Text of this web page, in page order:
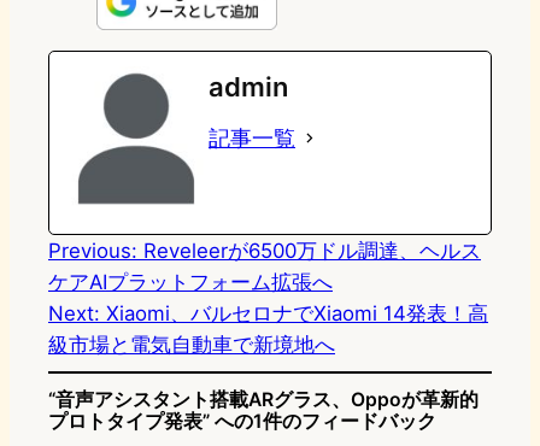
n
e
s
t
o
d
n
u
e
s
k
e
k
e
admin
記事一覧
Previous: Reveleerが6500万ドル調達、ヘルス
ケアAIプラットフォーム拡張へ
Next: Xiaomi、バルセロナでXiaomi 14発表！高
級市場と電気自動車で新境地へ
“音声アシスタント搭載ARグラス、Oppoが革新的
プロトタイプ発表” への1件のフィードバック